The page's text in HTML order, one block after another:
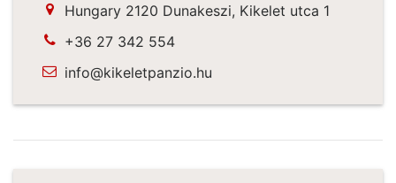
Hungary 2120 Dunakeszi, Kikelet utca 1
+36 27 342 554
info@kikeletpanzio.hu